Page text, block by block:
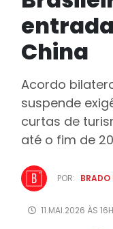
China
Acordo
suspende
curtas de
até o fim de
POR:
11.MAI.2026 ÀS